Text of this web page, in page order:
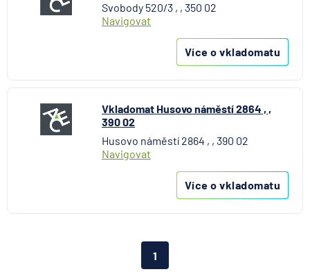
Svobody 520/3 , , 350 02
Navigovat
Více o vkladomatu
Vkladomat Husovo náměstí 2864 , ,
390 02
Husovo náměstí 2864 , , 390 02
Navigovat
Více o vkladomatu
1